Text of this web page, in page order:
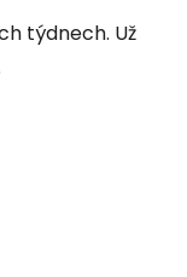
týdnech. Už